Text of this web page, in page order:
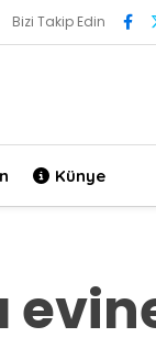
Bizi Takip Edin
Künye